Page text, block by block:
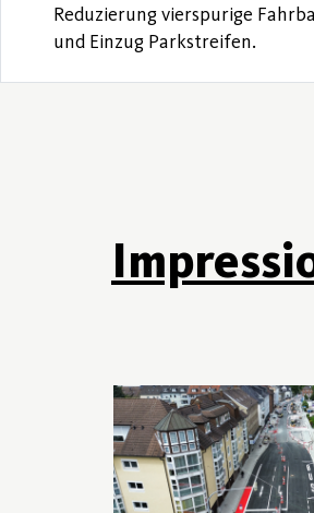
Reduzierung vierspurige
und Einzug Parkstreifen.